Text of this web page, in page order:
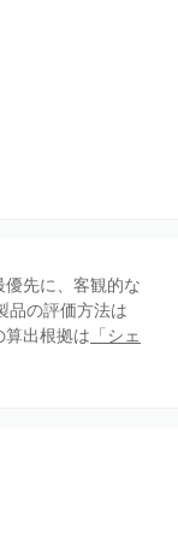
優先に、客観的な
品の評価方法は
算出根拠は 「シェ